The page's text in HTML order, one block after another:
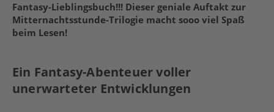
Fantasy-Lieblingsbuch!!! Dieser geniale Auftakt zur
Mitternachtsstunde-Trilogie macht sooo viel Spaß
beim Lesen!
Ein Fantasy-Abenteuer voller
unerwarteter Entwicklungen